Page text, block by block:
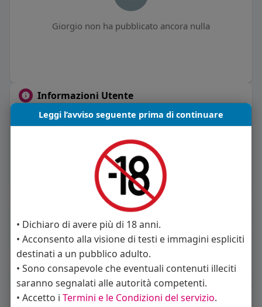
Giorgio non ha pubblicato ancora nulla
Informazioni Utente
0post
Sto cercando: donne
Album (0)
Leggi l’avviso seguente prima di continuare
• Dichiaro di avere più di 18 anni.
• Acconsento alla visione di testi e immagini espliciti
destinati a un pubblico adulto.
• Sono consapevole che eventuali contenuti illeciti
saranno segnalati alle autorità competenti.
• Accetto i Termini e le Condizioni del servizio.